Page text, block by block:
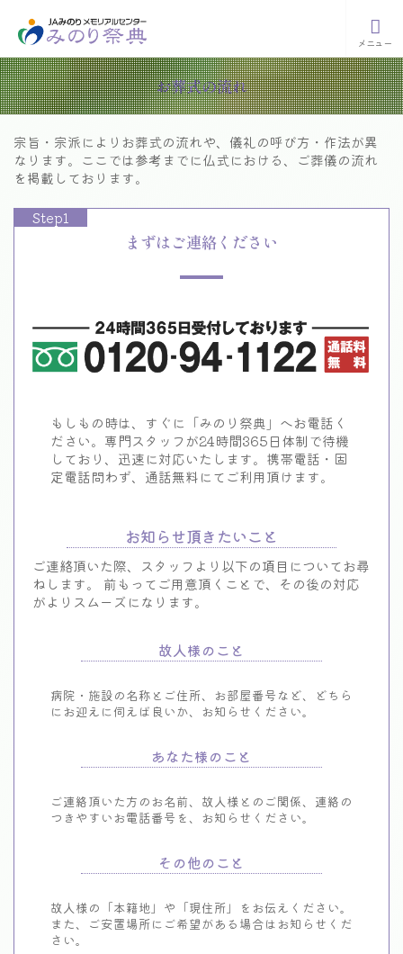
メニュー
お葬式の流れ
宗旨・宗派によりお葬式の流れや、儀礼の呼び方・作法が異
なります。 ここでは参考までに仏式における、ご葬儀の流れ
を掲載しております。
Step1
まずはご連絡ください
もしもの時は、すぐに「みのり祭典」へお電話く
ださい。 専門スタッフが24時間365日体制で待機
しており、迅速に対応いたします。 携帯電話・固
定電話問わず、通話無料にてご利用頂けます。
お知らせ頂きたいこと
ご連絡頂いた際、スタッフより以下の項目についてお尋
ねします。
前もってご用意頂くことで、その後の対応
がよりスムーズになります。
故人様のこと
病院・施設の名称とご住所、お部屋番号など、どちら
にお迎えに伺えば良いか、お知らせください。
あなた様のこと
ご連絡頂いた方のお名前、故人様とのご関係、連絡の
つきやすいお電話番号を、お知らせください。
その他のこと
故人様の「本籍地」や「現住所」をお伝えください。
また、ご安置場所にご希望がある場合はお知らせくだ
さい。